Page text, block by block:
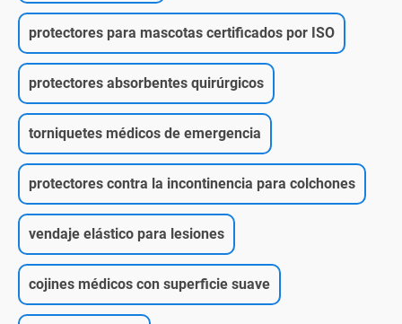
protectores para mascotas certificados por ISO
protectores absorbentes quirúrgicos
torniquetes médicos de emergencia
protectores contra la incontinencia para colchones
vendaje elástico para lesiones
cojines médicos con superficie suave